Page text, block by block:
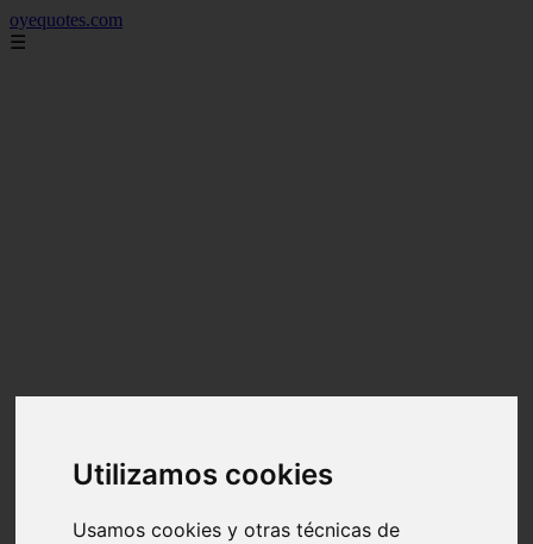
Utilizamos cookies
Usamos cookies y otras técnicas de
oyequotes.com
☰